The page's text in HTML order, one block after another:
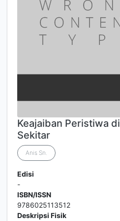
Keajaiban Peristiwa di
Sekitar
Anis Sn.
Edisi
-
ISBN/ISSN
9786025113512
Deskripsi Fisik